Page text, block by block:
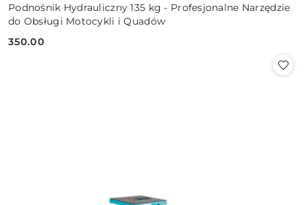
Podnośnik Hydrauliczny 135 kg - Profesjonalne Narzędzie
do Obsługi Motocykli i Quadów
Cena:
350.00